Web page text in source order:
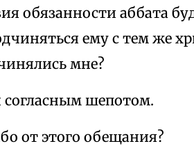
обязанности аббата
ему с тем же
мне?
шепотом.
от этого обещания?